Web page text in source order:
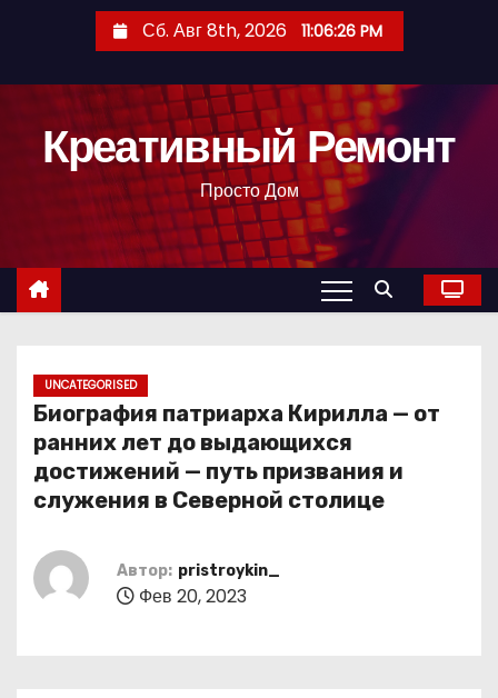
с
Сб. Авг 8th, 2026 11:06:26 PM
Креативный Ремонт
Просто Дом
UNCATEGORISED
Биография патриарха Кирилла — от
ранних лет до выдающихся
достижений — путь призвания и
служения в Северной столице
Автор: pristroykin_
Фев 20, 2023